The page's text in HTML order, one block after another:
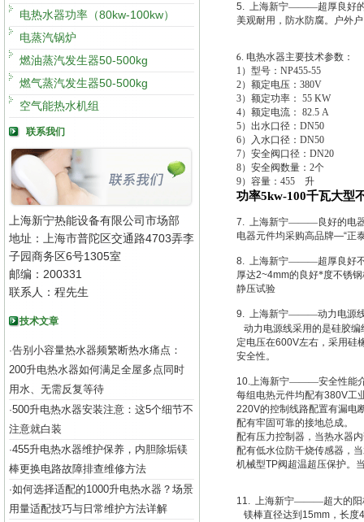
电热水器功率（80kw-100kw）
电蒸汽锅炉
燃油蒸汽发生器50-500kg
燃气蒸汽发生器50-500kg
空气能热水机组
联系我们
上海新宁热能设备有限公司市场部
地址：上海市普陀区交通路4703弄李
子园商务区6号1305室
邮编：200331
联系人：程先生
技术文章
·告别小容量热水器频繁断热水痛点：
200升电热水器如何满足全屋多点同时
用水、无需反复等待
·500升电热水器安装注意：这5个细节不
注意就白装
·455升电热水器维护保养，内胆除垢镁
棒更换电路故障排查维修方法
·如何选择适配的1000升电热水器？场景
用量适配技巧与日常维护方法详解
5. 上海新宁———超厚良好
美观耐用，防水防腐。户外
6. 电热水器主要技术参数：
1 ）型号：NP455-55
2）额定电压：380V
3）额定功率： 55 KW
4）额定电流： 82.5 A
5）出水口径：DN50
6）入水口径：DN50
7）安全阀口径：DN20
8）安全阀数量：2个
9）容量：455 升
功率5kw-100千瓦大型
7. 上海新宁———良好的电
电器元件均采购高品牌—“正
8. 上海新宁———超厚良好
厚达2~4mm的良好*度不锈
静压试验
9. 上海新宁———动力电源
动力电源线采用的是硅胶
定电压在600V左右，采用硅
安全性。
10.上海新宁———安全性能
每组电热元件均配有380V工
220V的控制线路配置有漏电
配有牢固可靠的接地总成。
配有压力控制器，当热水器
配有低水位防干烧传感器，
机械型TP阀超温超压保护。
11. 上海新宁———超大的阳
镁棒直径达到 15mm ，长度